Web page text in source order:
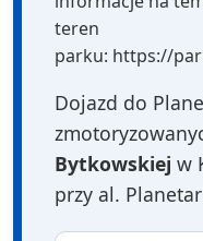
teren
parku: https://
Dojazd do
Bytkowskiej w
przy al.